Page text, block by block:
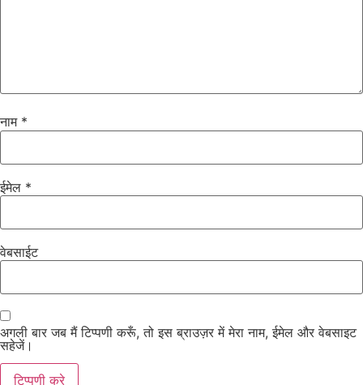
नाम *
ईमेल *
वेबसाईट
अगली बार जब मैं टिप्पणी करूँ, तो इस ब्राउज़र में मेरा नाम, ईमेल और वेबसाइट
सहेजें।